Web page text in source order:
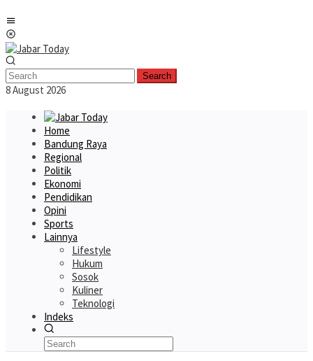
to
content
Search
8 August 2026
Home
Bandung Raya
Regional
Politik
Ekonomi
Pendidikan
Opini
Sports
Lainnya
Lifestyle
Hukum
Sosok
Kuliner
Teknologi
Indeks